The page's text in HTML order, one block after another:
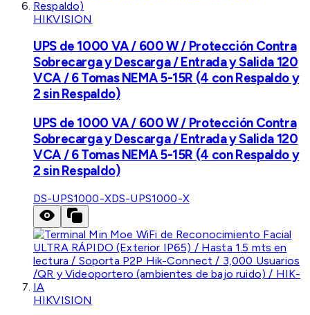
HIKVISION
UPS de 1000 VA / 600 W / Protección Contra
Sobrecarga y Descarga / Entrada y Salida 120
VCA / 6 Tomas NEMA 5-15R (4 con Respaldo y
2 sin Respaldo)
UPS de 1000 VA / 600 W / Protección Contra
Sobrecarga y Descarga / Entrada y Salida 120
VCA / 6 Tomas NEMA 5-15R (4 con Respaldo y
2 sin Respaldo)
DS-UPS1000-XDS-UPS1000-X
HIKVISION